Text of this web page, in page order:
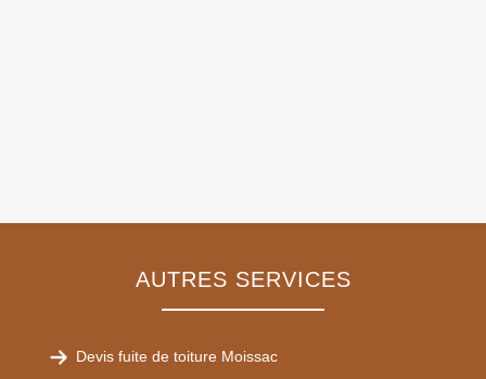
AUTRES SERVICES
Devis fuite de toiture Moissac